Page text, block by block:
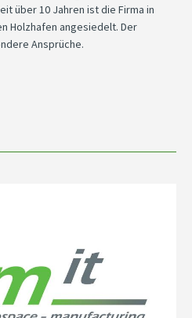
über 10 Jahren ist die Firma in
Holzhafen angesiedelt. Der
Ansprüche.